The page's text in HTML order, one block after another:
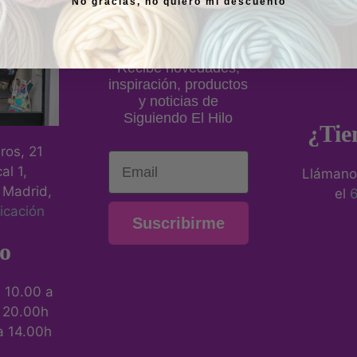
21
1,
10.00 a
20.00h
14.00h
a nuestra
newsletter
Recibe novedades,
inspiración, productos
y noticias de
Siguiendo El Hilo
Email
Suscribirme
el